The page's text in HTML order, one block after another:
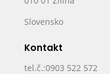
Slovensko
Kontakt
tel.č.:0903 522 572